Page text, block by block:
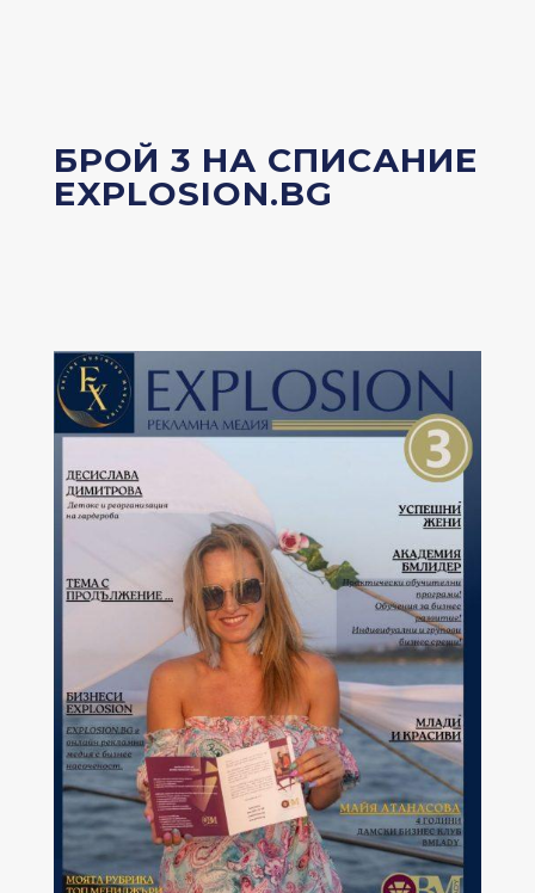
БРОЙ 3 НА СПИСАНИЕ
EXPLOSION.BG